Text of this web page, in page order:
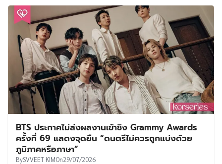
BTS ประกาศไม่ส่งผลงานเข้าชิง Grammy Awards
ครั้งที่ 69 แสดงจุดยืน “ดนตรีไม่ควรถูกแบ่งด้วย
ภูมิภาคหรือภาษา”
BySVVEET KIMOn29/07/2026